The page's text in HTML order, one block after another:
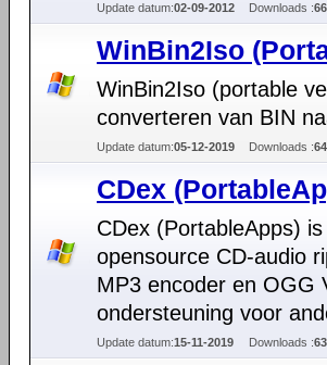
Update datum:02-09-2012 Downloads :66
WinBin2Iso
WinBin2Iso (portable
converteren van BIN
Update datum:05-12-2019 Downloads :64
CDex
CDex (PortableApps)
opensource CD-audio
MP3 encoder en OGG
ondersteuning voor
Update datum:15-11-2019 Downloads :63